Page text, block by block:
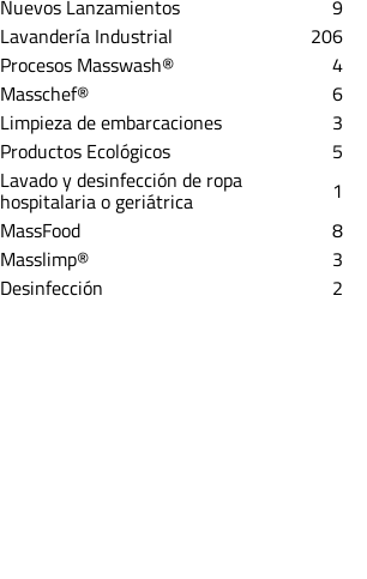
Nuevos Lanzamientos
9
Lavandería Industrial
206
Procesos Masswash®
4
Masschef®
6
Limpieza de embarcaciones
3
Productos Ecológicos
5
Lavado y desinfección de ropa
hospitalaria o geriátrica
1
MassFood
8
Masslimp®
3
Desinfección
2